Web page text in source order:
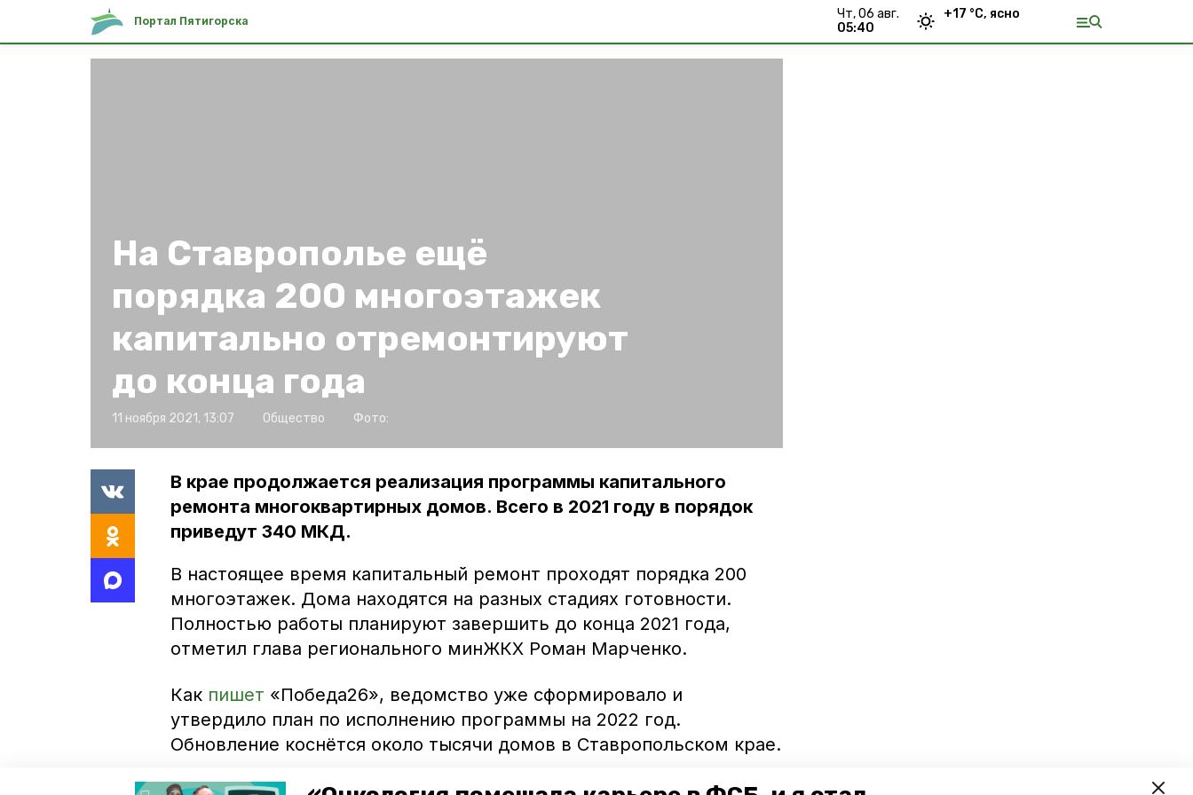
Портал Пятигорска
чт, 06 авг.
05:40
+17 °С, ясно
На Ставрополье ещё
порядка 200 многоэтажек
капитально отремонтируют
до конца года
11 ноября 2021, 13:07 Общество Фото:
В крае продолжается реализация программы капитального
ремонта многоквартирных домов. Всего в 2021 году в порядок
приведут 340 МКД.
В настоящее время капитальный ремонт проходят порядка 200
многоэтажек. Дома находятся на разных стадиях готовности.
Полностью работы планируют завершить до конца 2021 года,
отметил глава регионального минЖКХ Роман Марченко.
Как пишет «Победа26», ведомство уже сформировало и
утвердило план по исполнению программы на 2022 год.
Обновление коснётся около тысячи домов в Ставропольском крае.
К слову, в программу капитального ремонта могут внести